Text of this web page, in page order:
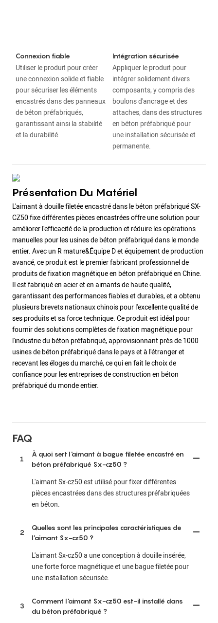
Connexion fiable
Utiliser le produit pour créer
une connexion solide et fiable
pour sécuriser les éléments
encastrés dans des panneaux
de béton préfabriqués,
garantissant ainsi la stabilité
et la durabilité.
Intégration sécurisée
Appliquer le produit pour
intégrer solidement divers
composants, y compris des
boulons d'ancrage et des
attaches, dans des structures
en béton préfabriqué pour
une installation sécurisée et
permanente.
Présentation Du Matériel
L'aimant à douille filetée encastré dans le béton préfabriqué SX-
CZ50 fixe différentes pièces encastrées offre une solution pour
améliorer l'efficacité de la production et réduire les opérations
manuelles pour les usines de béton préfabriqué dans le monde
entier. Avec un R mature&Équipe D et équipement de production
avancé, ce produit est le premier fabricant professionnel de
produits de fixation magnétique en béton préfabriqué en Chine.
Il est fabriqué en acier et en aimants de haute qualité,
garantissant des performances fiables et durables, et a obtenu
plusieurs brevets nationaux chinois pour l'excellente qualité de
ses produits et sa force technique. Ce produit est idéal pour
fournir des solutions complètes de fixation magnétique pour
l'industrie du béton préfabriqué, approvisionnant près de 1000
usines de béton préfabriqué dans le pays et à l'étranger et
recevant les éloges du marché, ce qui en fait le choix de
confiance pour les entreprises de construction en béton
préfabriqué du monde entier.
FAQ
1
À quoi sert l'aimant à bague filetée encastré en
béton préfabriqué Sx-cz50 ?
L'aimant Sx-cz50 est utilisé pour fixer différentes
pièces encastrées dans des structures préfabriquées
en béton.
2
Quelles sont les principales caractéristiques de
l’aimant Sx-cz50 ?
L'aimant Sx-cz50 a une conception à douille insérée,
une forte force magnétique et une bague filetée pour
une installation sécurisée.
3
Comment l'aimant Sx-cz50 est-il installé dans
du béton préfabriqué ?